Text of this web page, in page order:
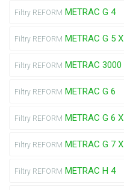
Filtry REFORM METRAC G 4
Filtry REFORM METRAC G 5 X
Filtry REFORM METRAC 3000
Filtry REFORM METRAC G 6
Filtry REFORM METRAC G 6 X
Filtry REFORM METRAC G 7 X
Filtry REFORM METRAC H 4